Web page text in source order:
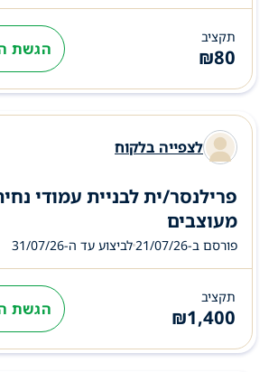
תקציב
₪80 הגשת
לצפייה בלקוח
פרילנסר/ית לבניית עמודי
מעוצבים
פורסם ב-21/07/26 לביצוע עד ה-31/07/26
תקציב
₪1,400 הגשת